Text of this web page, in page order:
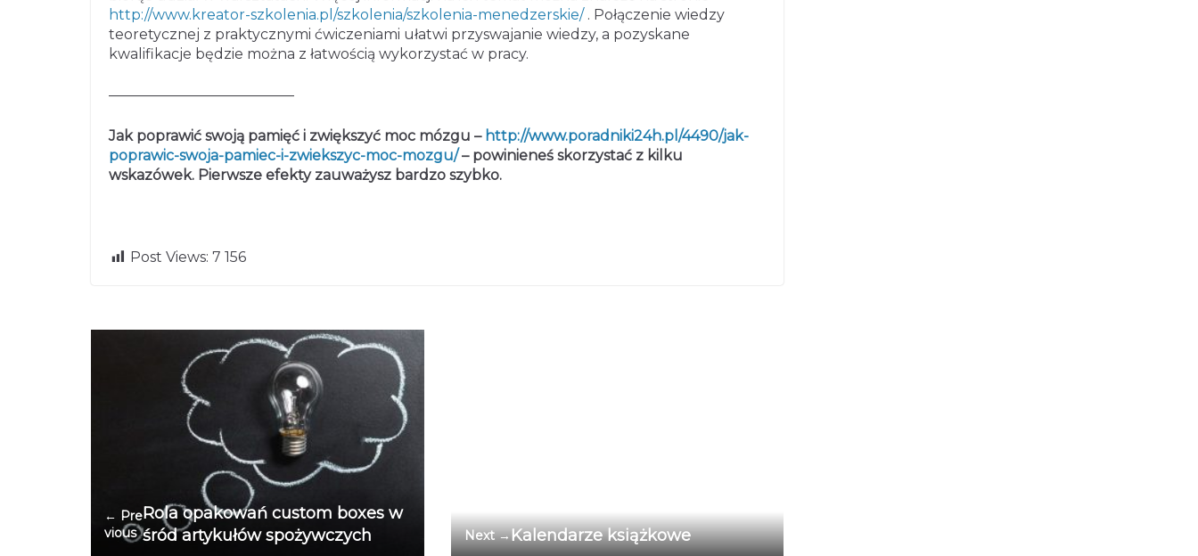
http://www.kreator-szkolenia.pl/szkolenia/szkolenia-menedzerskie/ . Połączenie wiedzy
teoretycznej z praktycznymi ćwiczeniami ułatwi przyswajanie wiedzy, a pozyskane
kwalifikacje będzie można z łatwością wykorzystać w pracy.
—————————————
Jak poprawić swoją pamięć i zwiększyć moc mózgu – http://www.poradniki24h.pl/4490/jak-
poprawic-swoja-pamiec-i-zwiekszyc-moc-mozgu/– powinieneś skorzystać z kilku
wskazówek. Pierwsze efekty zauważysz bardzo szybko.
Post Views: 7 156
← Pre
vious
Rola opakowań custom boxes w
śród artykułów spożywczych
Next →Kalendarze książkowe